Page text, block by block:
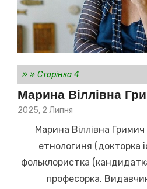
» » Сторінка 4
Марина Віллівна
Posted
2025, 2 Липня
Марина Віллівна
етнологиня (докторка
фольклористка
професорка.